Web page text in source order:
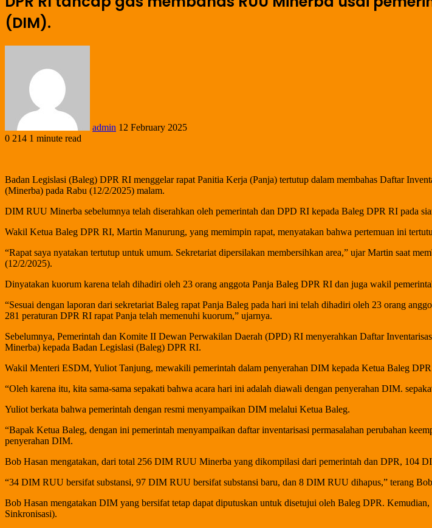
(DIM).
admin 12 February 2025
0 214 1 minute read
Badan Legislasi (Baleg) DPR RI menggelar rapat Panitia Kerja (Panja) tertutup dalam membahas Daftar
(Minerba) pada Rabu (12/2/2025) malam.
DIM RUU Minerba sebelumnya telah diserahkan oleh pemerintah dan DPD RI kepada Baleg DPR RI pada
Wakil Ketua Baleg DPR RI, Martin Manurung, yang memimpin rapat, menyatakan bahwa pertemuan ini
“Rapat saya nyatakan tertutup untuk umum. Sekretariat dipersilakan membersihkan area,” ujar Martin saat
(12/2/2025).
Dinyatakan kuorum karena telah dihadiri oleh 23 orang anggota Panja Baleg DPR RI dan juga wakil
“Sesuai dengan laporan dari sekretariat Baleg rapat Panja Baleg pada hari ini telah dihadiri oleh 23 orang
281 peraturan DPR RI rapat Panja telah memenuhi kuorum,” ujarnya.
Sebelumnya, Pemerintah dan Komite II Dewan Perwakilan Daerah (DPD) RI menyerahkan Daftar
Minerba) kepada Badan Legislasi (Baleg) DPR RI.
Wakil Menteri ESDM, Yuliot Tanjung, mewakili pemerintah dalam penyerahan DIM kepada Ketua Baleg
“Oleh karena itu, kita sama-sama sepakati bahwa acara hari ini adalah diawali dengan penyerahan DIM.
Yuliot berkata bahwa pemerintah dengan resmi menyampaikan DIM melalui Ketua Baleg.
“Bapak Ketua Baleg, dengan ini pemerintah menyampaikan daftar inventarisasi permasalahan perubahan
penyerahan DIM.
Bob Hasan mengatakan, dari total 256 DIM RUU Minerba yang dikompilasi dari pemerintah dan DPR, 104
“34 DIM RUU bersifat substansi, 97 DIM RUU bersifat substansi baru, dan 8 DIM RUU dihapus,” terang
Bob Hasan mengatakan DIM yang bersifat tetap dapat diputuskan untuk disetujui oleh Baleg DPR.
Sinkronisasi).